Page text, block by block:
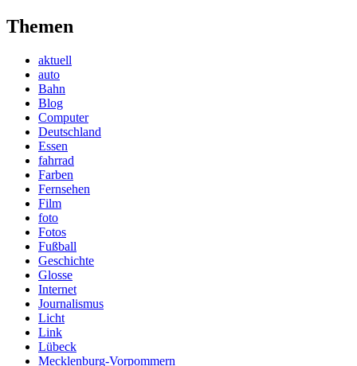
Themen
aktuell
auto
Bahn
Blog
Computer
Deutschland
Essen
fahrrad
Farben
Fernsehen
Film
foto
Fotos
Fußball
Geschichte
Glosse
Internet
Journalismus
Licht
Link
Lübeck
Mecklenburg-Vorpommern